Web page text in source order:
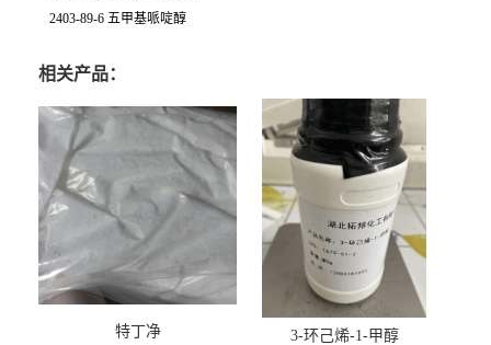
2403-89-6 五甲基哌啶醇
相关产品：
特丁净 3-环己烯-1-甲醇